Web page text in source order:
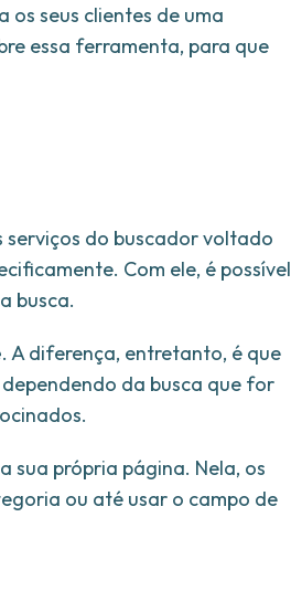
seus clientes de uma
essa ferramenta, para que
serviços do buscador voltado
Com ele, é possível
busca.
. A diferença, entretanto, é que
da busca que for
sua própria página. Nela, os
ou até usar o campo de